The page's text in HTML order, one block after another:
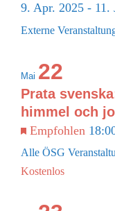
Photo
View
9. Apr. 2025 - 11.
Externe
Mai 22
Prata
himmel och
Empfohlen
Alle ÖSG
Kostenlos